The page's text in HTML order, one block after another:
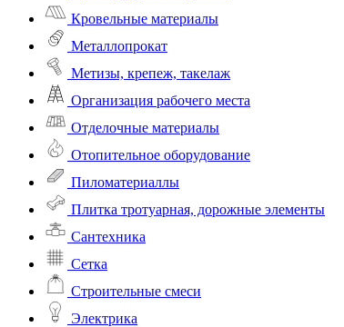
Кровельные материалы
Металлопрокат
Метизы, крепеж, такелаж
Организация рабочего места
Отделочные материалы
Отопительное оборудование
Пиломатериаллы
Плитка тротуарная, дорожные элементы
Сантехника
Сетка
Строительные смеси
Электрика